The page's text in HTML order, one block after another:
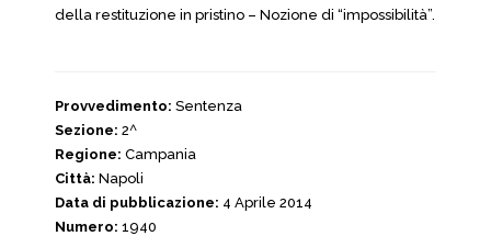
della restituzione in pristino – Nozione di “impossibilità”.
Provvedimento: Sentenza
Sezione: 2^
Regione: Campania
Città: Napoli
Data di pubblicazione: 4 Aprile 2014
Numero: 1940